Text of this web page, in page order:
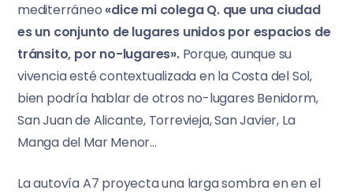
mediterráneo «dice mi colega Q. que una ciudad
es un conjunto de lugares unidos por espacios de
tránsito, por no-lugares».Porque, aunque su
vivencia esté contextualizada en la Costa del Sol,
bien podría hablar de otros no-lugares Benidorm,
San Juan de Alicante, Torrevieja, San Javier, La
Manga del Mar Menor…
La autovía A7 proyecta una larga sombra en en el